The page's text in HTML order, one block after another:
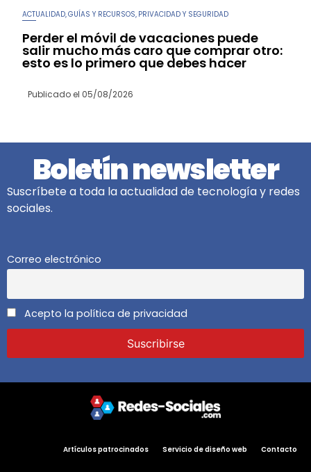
ACTUALIDAD ,GUÍAS Y RECURSOS PRIVACIDAD Y SEGURIDAD
Perder el móvil de vacaciones puede
salir mucho más caro que comprar otro:
esto es lo primero que debes hacer
Publicado el 05/08/2026
Boletín newsletter
Suscríbete a toda la actualidad de tecnología y redes
sociales.
Correo electrónico
Acepto la política de privacidad
Artículos patrocinados Servicio de diseño web Contacto